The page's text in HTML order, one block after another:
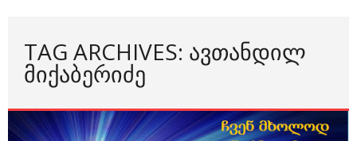
TAG ARCHIVES: ᲐᲕᲗᲐᲜᲓᲘᲚ
ᲛᲘᲥᲐᲑᲔᲠᲘᲫᲔ